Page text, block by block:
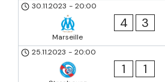
30.11.2023 - 20:00
Marseille
4 3
25.11.2023 - 20:00
1 1